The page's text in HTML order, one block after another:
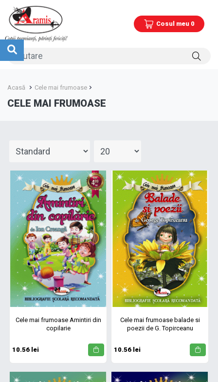
Cosul meu 0
Acasă Cele mai frumoase
CELE MAI FRUMOASE
Cele mai frumoase Amintiri din
copilarie
10.56 lei
Cele mai frumoase balade si
poezii de G. Topirceanu
10.56 lei